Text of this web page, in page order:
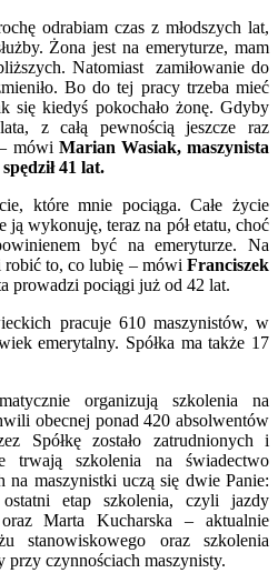
odrabiam czas z młodszych lat,
Żona jest na emeryturze, mam
Natomiast zamiłowanie do
Bo do tej pracy trzeba mieć
się kiedyś pokochało żonę. Gdyby
z całą pewnością jeszcze raz
mówi Marian Wasiak, maszynista
41 lat.
które mnie pociąga. Całe życie
ją wykonuję, teraz na pół etatu, choć
być na emeryturze. Na
robić to, co lubię – mówi Franciszek
prowadzi pociągi już od 42 lat.
pracuje 610 maszynistów, w
emerytalny. Spółka ma także 17
organizują szkolenia na
obecnej ponad 420 absolwentów
Spółkę zostało zatrudnionych i
trwają szkolenia na świadectwo
na maszynistki uczą się dwie Panie:
etap szkolenia, czyli jazdy
Marta Kucharska – aktualnie
stanowiskowego oraz szkolenia
przy czynnościach maszynisty.